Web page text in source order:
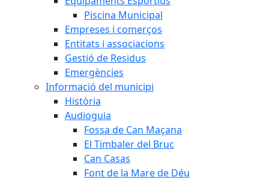
Piscina Municipal
Empreses i comerços
Entitats i associacions
Gestió de Residus
Emergències
Informació del municipi
Història
Audioguia
Fossa de Can Maçana
El Timbaler del Bruc
Can Casas
Font de la Mare de Déu